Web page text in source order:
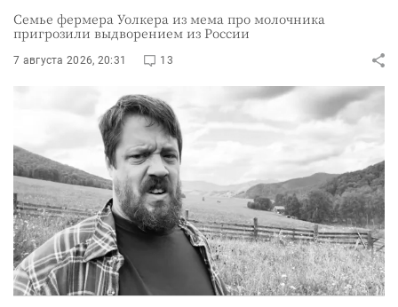
Семье фермера Уолкера из мема про молочника
пригрозили выдворением из России
7 августа 2026, 20:31 13